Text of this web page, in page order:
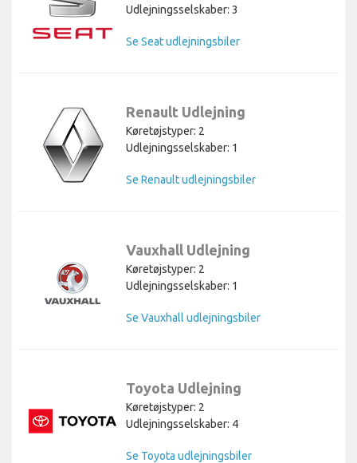
Udlejningsselskaber: 3
Se Seat udlejningsbiler
Renault Udlejning
Køretøjstyper: 2
Udlejningsselskaber: 1
Se Renault udlejningsbiler
Vauxhall Udlejning
Køretøjstyper: 2
Udlejningsselskaber: 1
Se Vauxhall udlejningsbiler
Toyota Udlejning
Køretøjstyper: 2
Udlejningsselskaber: 4
Se Toyota udlejningsbiler